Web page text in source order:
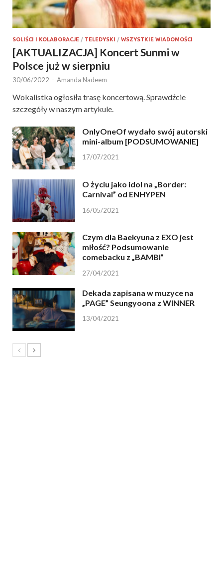
SOLIŚCI I KOLABORACJE / TELEDYSKI / WSZYSTKIE WIADOMOŚCI
[AKTUALIZACJA] Koncert Sunmi w
Polsce już w sierpniu
30/06/2022 - Amanda Nadeem
Wokalistka ogłosiła trasę koncertową. Sprawdźcie
szczegóły w naszym artykule.
OnlyOneOf wydało swój autorski
mini-album [PODSUMOWANIE]
17/07/2021
O życiu jako idol na „Border:
Carnival” od ENHYPEN
16/05/2021
Czym dla Baekyuna z EXO jest
miłość? Podsumowanie
comebacku z „BAMBI”
27/04/2021
Dekada zapisana w muzyce na
„PAGE” Seungyoona z WINNER
13/04/2021